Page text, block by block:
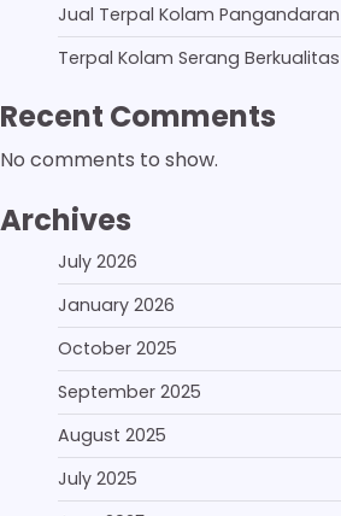
Jual Terpal Kolam
Terpal Kolam Serang
Recent Comments
No comments to show.
Archives
July 2026
January 2026
October 2025
September 2025
August 2025
July 2025